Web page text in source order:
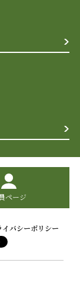
ページ
バシーポリシー